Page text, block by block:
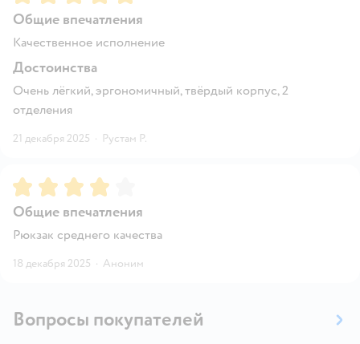
Общие впечатления
Качественное исполнение
Достоинства
Очень лёгкий, эргономичный, твёрдый корпус, 2
отделения
21 декабря 2025 · Рустам Р.
Рейтинг:4
Общие впечатления
Рюкзак среднего качества
18 декабря 2025 · Аноним
Вопросы покупателей